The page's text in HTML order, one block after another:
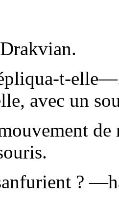
t-elle—.
avec un
?